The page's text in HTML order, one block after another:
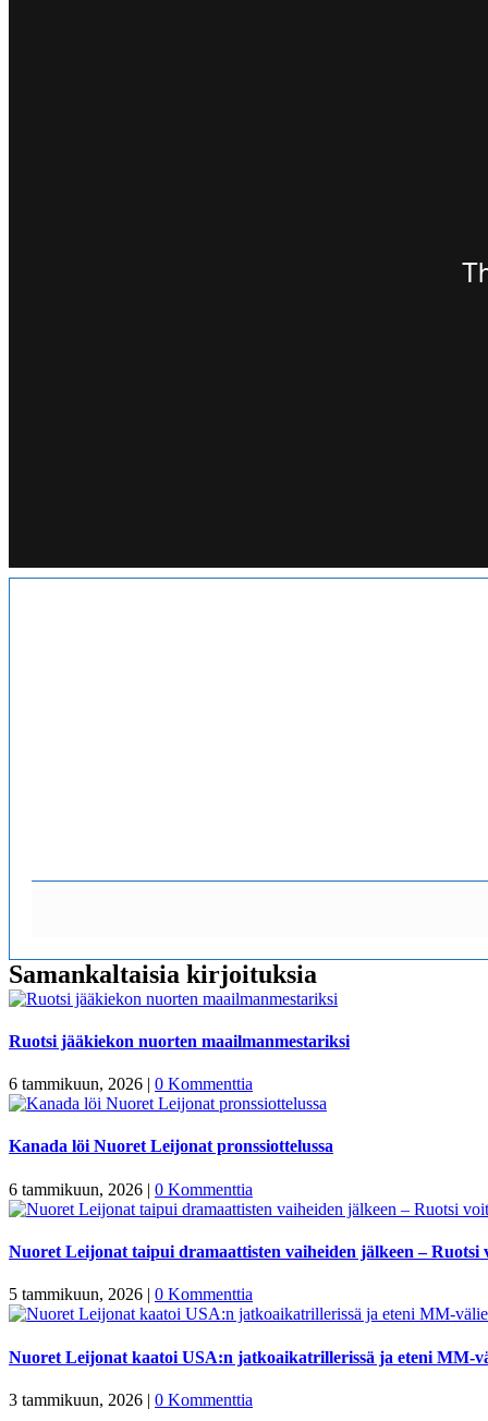
Samankaltaisia kirjoituksia
Ruotsi jääkiekon nuorten maailmanmestariksi
6 tammikuun, 2026 | 0 Kommenttia
Kanada löi Nuoret Leijonat pronssiottelussa
6 tammikuun, 2026 | 0 Kommenttia
Nuoret Leijonat taipui dramaattisten vaiheiden jälkeen –
5 tammikuun, 2026 | 0 Kommenttia
Nuoret Leijonat kaatoi USA:n jatkoaikatrillerissä ja eteni MM-
3 tammikuun, 2026 | 0 Kommenttia